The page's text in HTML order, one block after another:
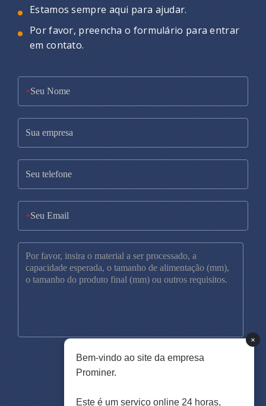
Estamos sempre aqui para ajudar.
Por favor, preencha o formulário para entrar
em contato.
*
*
×
Bem-vindo ao site da empresa
Prominer.
Este é um serviço online 24 horas,